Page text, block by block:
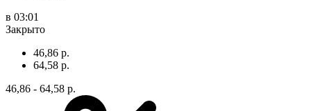
в 03:01
Закрыто
46,86 р.
64,58 р.
46,86 - 64,58 р.